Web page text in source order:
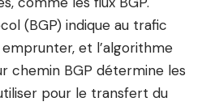
(BGP) indique au trafic
et l’algorithme
chemin BGP détermine les
pour le transfert du